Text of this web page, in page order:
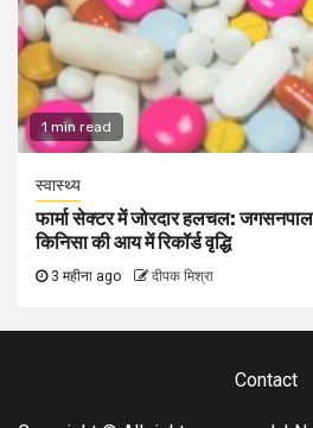
1 min read
स्वास्थ्य
फार्मा सेक्टर में जोरदार हलचल:
किनिसा की आय में रिकॉर्ड वृद्धि
3 महीना ago दीपक मिश्रा
Contact